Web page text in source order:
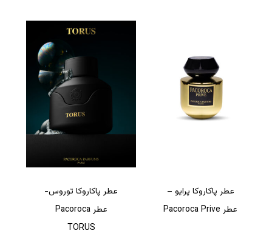
عطر پاکاروکا پرایو –
عطر Pacoroca Prive
عطر پاکاروکا توروس-
عطر Pacoroca
TORUS